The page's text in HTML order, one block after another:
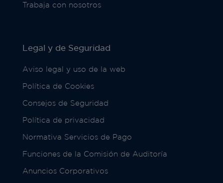
Trabaja con nosotros
Legal y de Seguridad
Aviso legal y uso de la web
Política de Cookies
Consejos de Seguridad
Política de privacidad
Normativa Servicios de Pago
Funciones de la Comisión de Auditoría
Anuncios Corporativos